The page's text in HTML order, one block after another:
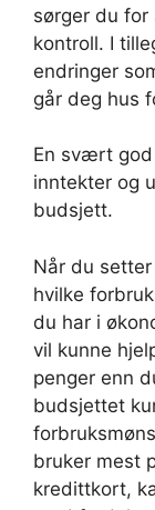
sørger du
kontroll. I
endringer
går deg hus
En svært
inntekter og
budsjett.
Når du
hvilke
du har i
vil kunne
penger enn
budsjettet
bruker mest
kredittkort,